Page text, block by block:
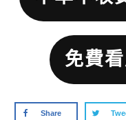
免費
Share